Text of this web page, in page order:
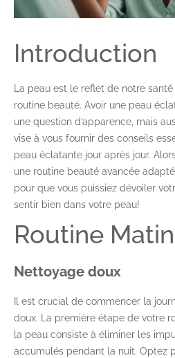
Introduction
La peau est le reflet de notre
routine beauté. Avoir une peau
une question d’apparence, mais
vise à vous fournir des conseils
peau éclatante jour après jour.
une routine beauté avancée
pour que vous puissiez dévoiler
sentir bien dans votre peau!
Routine
Nettoyage doux
Il est crucial de commencer la
doux. La première étape de votre
la peau consiste à éliminer les
accumulés pendant la nuit. Optez